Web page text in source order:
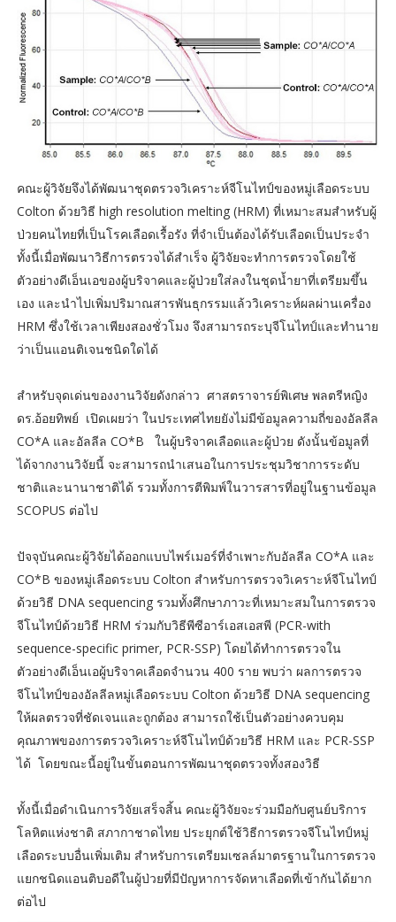
คณะผู้วิจัยจึงได้พัฒนาชุดตรวจวิเคราะห์จีโนไทป์ของหมู่เลือดระบบ
Colton ด้วยวิธี high resolution melting (HRM) ที่เหมาะสมสำหรับผู้
ป่วยคนไทยที่เป็นโรคเลือดเรื้อรัง ที่จำเป็นต้องได้รับเลือดเป็นประจำ
ทั้งนี้เมื่อพัฒนาวิธีการตรวจได้สำเร็จ ผู้วิจัยจะทำการตรวจโดยใช้
ตัวอย่างดีเอ็นเอของผู้บริจาคและผู้ป่วยใส่ลงในชุดน้ำยาที่เตรียมขึ้น
เอง และนำไปเพิ่มปริมาณสารพันธุกรรมแล้ววิเคราะห์ผลผ่านเครื่อง
HRM ซึ่งใช้เวลาเพียงสองชั่วโมง จึงสามารถระบุจีโนไทป์และทำนาย
ว่าเป็นแอนติเจนชนิดใดได้
สำหรับจุดเด่นของงานวิจัยดังกล่าว ศาสตราจารย์พิเศษ พลตรีหญิง
ดร.อ้อยทิพย์ เปิดเผยว่า ในประเทศไทยยังไม่มีข้อมูลความถี่ของอัลลีล
CO*A และอัลลีล CO*B ในผู้บริจาคเลือดและผู้ป่วย ดังนั้นข้อมูลที่
ได้จากงานวิจัยนี้ จะสามารถนำเสนอในการประชุมวิชาการระดับ
ชาติและนานาชาติได้ รวมทั้งการตีพิมพ์ในวารสารที่อยู่ในฐานข้อมูล
SCOPUS ต่อไป
ปัจจุบันคณะผู้วิจัยได้ออกแบบไพร์เมอร์ที่จำเพาะกับอัลลีล CO*A และ
CO*B ของหมู่เลือดระบบ Colton สำหรับการตรวจวิเคราะห์จีโนไทป์
ด้วยวิธี DNA sequencing รวมทั้งศึกษาภาวะที่เหมาะสมในการตรวจ
จีโนไทป์ด้วยวิธี HRM ร่วมกับวิธีพีซีอาร์เอสเอสพี (PCR-with
sequence-specific primer, PCR-SSP) โดยได้ทำการตรวจใน
ตัวอย่างดีเอ็นเอผู้บริจาคเลือดจำนวน 400 ราย พบว่า ผลการตรวจ
จีโนไทป์ของอัลลีลหมู่เลือดระบบ Colton ด้วยวิธี DNA sequencing
ให้ผลตรวจที่ชัดเจนและถูกต้อง สามารถใช้เป็นตัวอย่างควบคุม
คุณภาพของการตรวจวิเคราะห์จีโนไทป์ด้วยวิธี HRM และ PCR-SSP
ได้ โดยขณะนี้อยู่ในขั้นตอนการพัฒนาชุดตรวจทั้งสองวิธี
ทั้งนี้เมื่อดำเนินการวิจัยเสร็จสิ้น คณะผู้วิจัยจะร่วมมือกับศูนย์บริการ
โลหิตแห่งชาติ สภากาชาดไทย ประยุกต์ใช้วิธีการตรวจจีโนไทป์หมู่
เลือดระบบอื่นเพิ่มเติม สำหรับการเตรียมเซลล์มาตรฐานในการตรวจ
แยกชนิดแอนติบอดีในผู้ป่วยที่มีปัญหาการจัดหาเลือดที่เข้ากันได้ยาก
ต่อไป